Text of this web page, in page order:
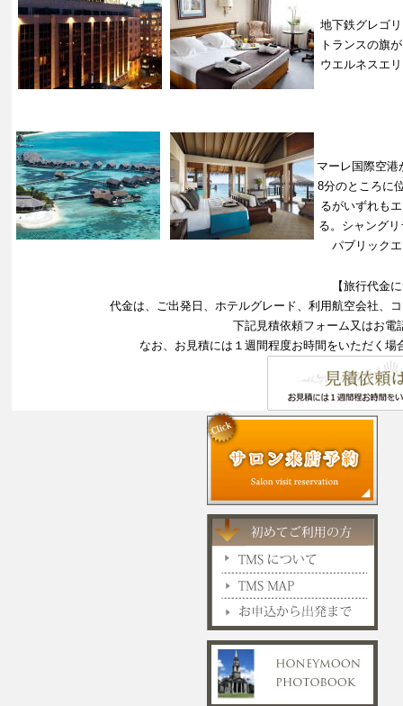
地下鉄グレゴ
トランスの旗
ウエルネスエ
マーレ国際空港
8分のところに
るがいずれも
る。シャング
パブリック
【旅行代金
代金は、ご出発日、ホテルグレード、利用航空会社、
下記見積依頼フォーム又はお電
なお、お見積には１週間程度お時間をいただく